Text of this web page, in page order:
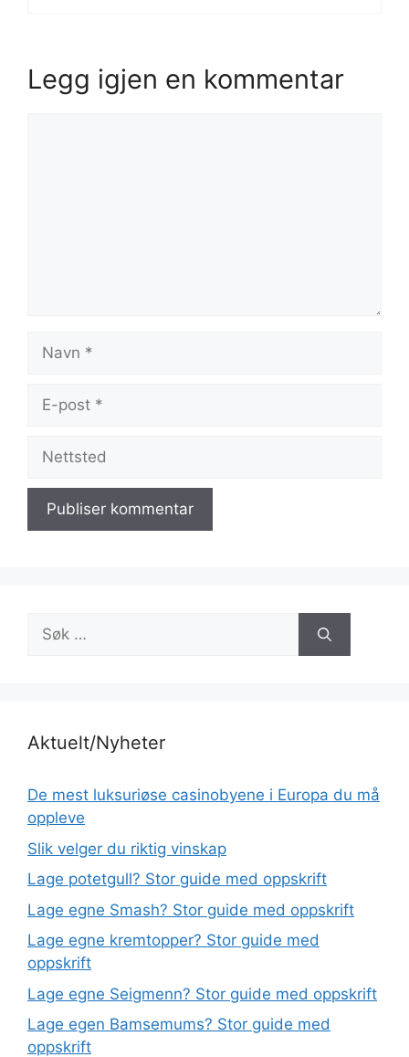
Legg igjen en kommentar
Navn
Nettsted
Søk
etter:
Aktuelt/Nyheter
De mest luksuriøse casinobyene i Europa du må
oppleve
Slik velger du riktig vinskap
Lage potetgull? Stor guide med oppskrift
Lage egne Smash? Stor guide med oppskrift
Lage egne kremtopper? Stor guide med
oppskrift
Lage egne Seigmenn? Stor guide med oppskrift
Lage egen Bamsemums? Stor guide med
oppskrift